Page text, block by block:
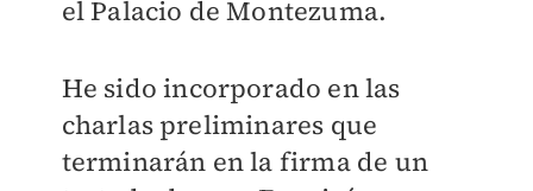
el Palacio de Montezuma.
He sido incorporado en las
charlas preliminares que
terminarán en la firma de un